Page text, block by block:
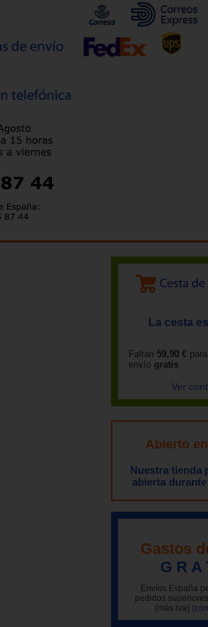
La cesta
Faltan 59,90 €
envío gratis
Ver
Abierto
Nuestra tienda
abierta
Gastos
G R A
Envíos España
pedidos
(más iva)